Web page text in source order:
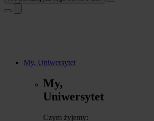
My, Uniwersytet
My,
Uniwersytet
Czym żyjemy: